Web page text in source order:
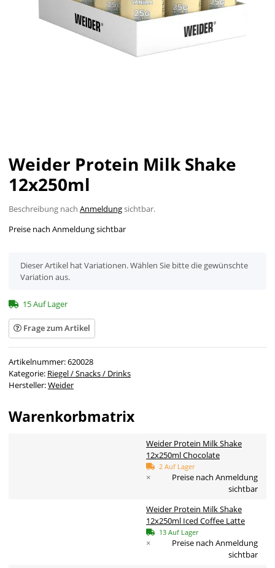
Weider Protein Milk Shake
12x250ml
Beschreibung nach Anmeldungsichtbar.
Preise nach Anmeldung sichtbar
x
Dieser Artikel hat Variationen. Wählen Sie bitte die gewünschte
Variation aus.
15 Auf Lager
Frage zum Artikel
Artikelnummer:620028
Kategorie: Riegel / Snacks / Drinks
Hersteller:Weider
Warenkorbmatrix
Weider Protein Milk Shake
12x250ml Chocolate
2 Auf Lager
×
Preise nach Anmeldung
sichtbar
Weider Protein Milk Shake
12x250ml Iced Coffee Latte
13 Auf Lager
×
Preise nach Anmeldung
sichtbar